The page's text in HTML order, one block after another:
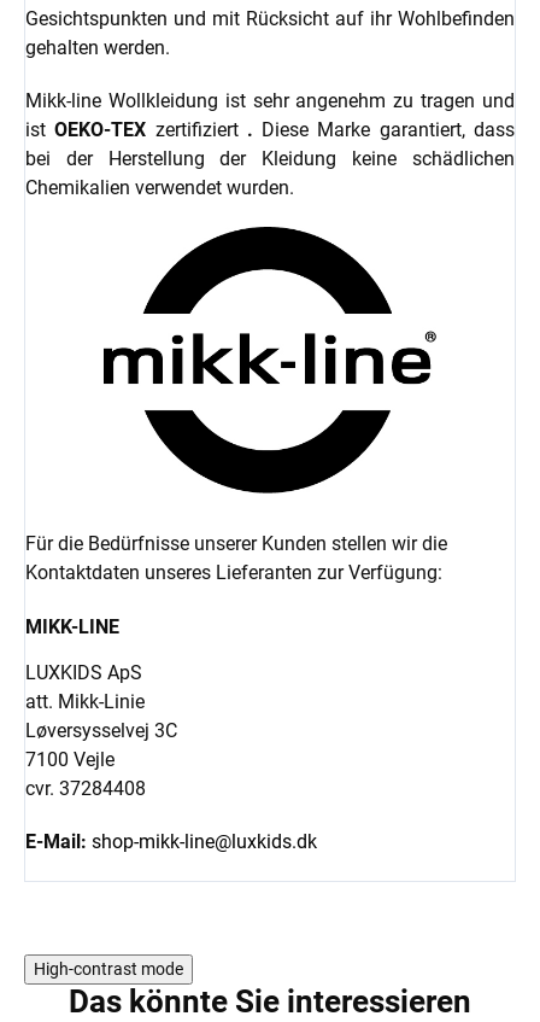
Gesichtspunkten und mit Rücksicht auf ihr Wohlbefinden
gehalten werden.
Mikk-line Wollkleidung ist sehr angenehm zu tragen und
istOEKO-TEX zertifiziert . Diese Marke garantiert, dass
bei der Herstellung der Kleidung keine schädlichen
Chemikalien verwendet wurden.
Für die Bedürfnisse unserer Kunden stellen wir die
Kontaktdaten unseres Lieferanten zur Verfügung:
MIKK-LINE
LUXKIDS ApS
att. Mikk-Linie
Løversysselvej 3C
7100 Vejle
cvr. 37284408
E-Mail: shop-mikk-line@luxkids.dk
High-contrast mode
Das könnte Sie interessieren